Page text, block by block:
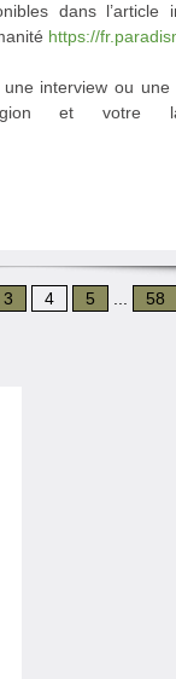
dans
https://
interview ou
et votre
3 4 5 58